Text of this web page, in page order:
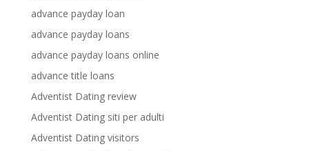
advance payday loan
advance payday loans
advance payday loans online
advance title loans
Adventist Dating review
Adventist Dating siti per adulti
Adventist Dating visitors